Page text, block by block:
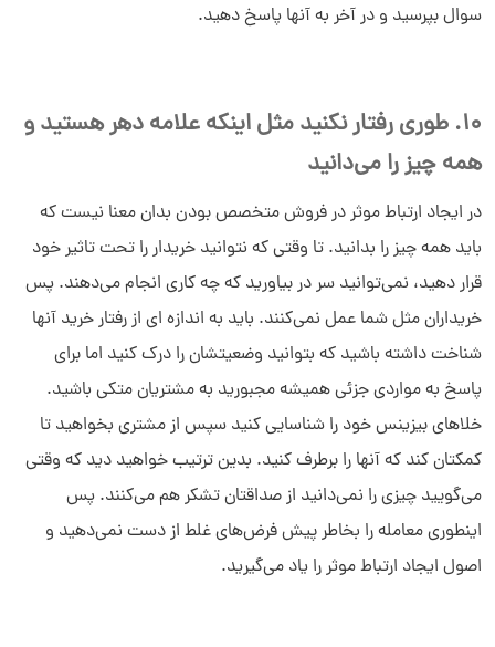
سوال بپرسید و در آخر به آنها پاسخ دهید.
10. طوری رفتار نکنید مثل اینکه علامه دهر هستید و
همه چیز را می‌دانید
در ایجاد ارتباط موثر در فروش متخصص بودن بدان معنا نیست که
باید همه چیز را بدانید. تا وقتی که نتوانید خریدار را تحت تاثیر خود
قرار دهید، نمی‌توانید سر در بیاورید که چه کاری انجام می‌دهند. پس
خریداران مثل شما عمل نمی‌کنند. باید به اندازه ای از رفتار خرید آنها
شناخت داشته باشید که بتوانید وضعیتشان را درک کنید اما برای
پاسخ به مواردی جزئی همیشه مجبورید به مشتریان متکی باشید.
خلاهای بیزینس خود را شناسایی کنید سپس از مشتری بخواهید تا
کمکتان کند که آنها را برطرف کنید. بدین ترتیب خواهید دید که وقتی
می‌گویید چیزی را نمی‌دانید از صداقتان تشکر هم می‌کنند. پس
اینطوری معامله را بخاطر پیش فرض‌های غلط از دست نمی‌دهید و
اصول ایجاد ارتباط موثر را یاد می‌گیرید.